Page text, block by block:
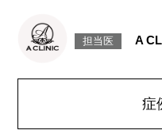
施術時間：約15～20分程
リスク、副作用：腫れ、赤み、
ほどお控えください。ボトック
費用：レスチレン 68,900円(税込)
担当医 A
症